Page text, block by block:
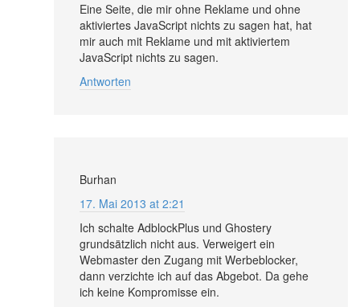
Eine Seite, die mir ohne Reklame und ohne
aktiviertes JavaScript nichts zu sagen hat, hat
mir auch mit Reklame und mit aktiviertem
JavaScript nichts zu sagen.
Antworten
Burhan
17. Mai 2013 at 2:21
Ich schalte AdblockPlus und Ghostery
grundsätzlich nicht aus. Verweigert ein
Webmaster den Zugang mit Werbeblocker,
dann verzichte ich auf das Abgebot. Da gehe
ich keine Kompromisse ein.